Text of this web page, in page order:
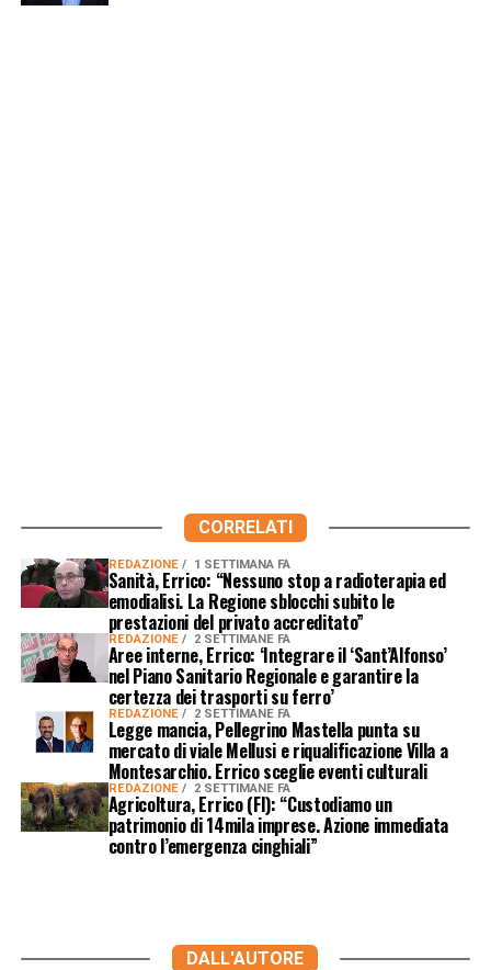
CORRELATI
REDAZIONE 1 SETTIMANA FA
Sanità, Errico: “Nessuno stop a radioterapia ed
emodialisi. La Regione sblocchi subito le
prestazioni del privato accreditato”
REDAZIONE 2 SETTIMANE FA
Aree interne, Errico: ‘Integrare il ‘Sant’Alfonso’
nel Piano Sanitario Regionale e garantire la
certezza dei trasporti su ferro’
REDAZIONE 2 SETTIMANE FA
Legge mancia, Pellegrino Mastella punta su
mercato di viale Mellusi e riqualificazione Villa a
Montesarchio. Errico sceglie eventi culturali
REDAZIONE 2 SETTIMANE FA
Agricoltura, Errico (FI): “Custodiamo un
patrimonio di 14mila imprese. Azione immediata
contro l’emergenza cinghiali”
DALL'AUTORE